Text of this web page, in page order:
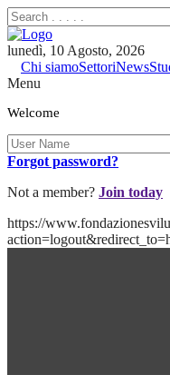
lunedì, 10 Agosto, 2026
Chi siamoSettoriNews
Menu
Welcome
Forgot password?
Not a member? Join today
https://